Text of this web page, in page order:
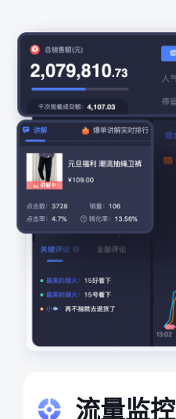
流量监控